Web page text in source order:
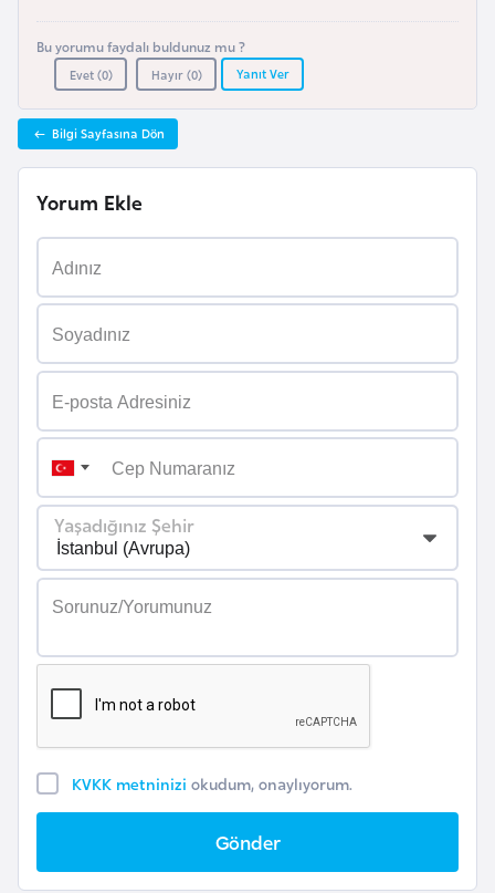
Bu yorumu faydalı buldunuz mu ?
Evet (0) Hayır (0) Yanıt Ver
Bilgi Sayfasına Dön
Yorum Ekle
Yaşadığınız Şehir
KVKK metninizi okudum, onaylıyorum.
Gönder
B
e
ç
i
k
a
e
n
n
B
s
H
s
B
u
g